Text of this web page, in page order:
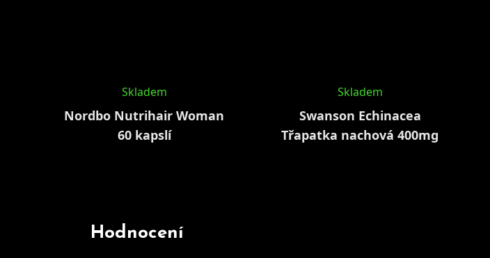
Nordbo Nutrihair Woman
60 kapslí
Skladem
Swanson Echinacea
Třapatka nachová 400mg
Skladem
Hodnocení